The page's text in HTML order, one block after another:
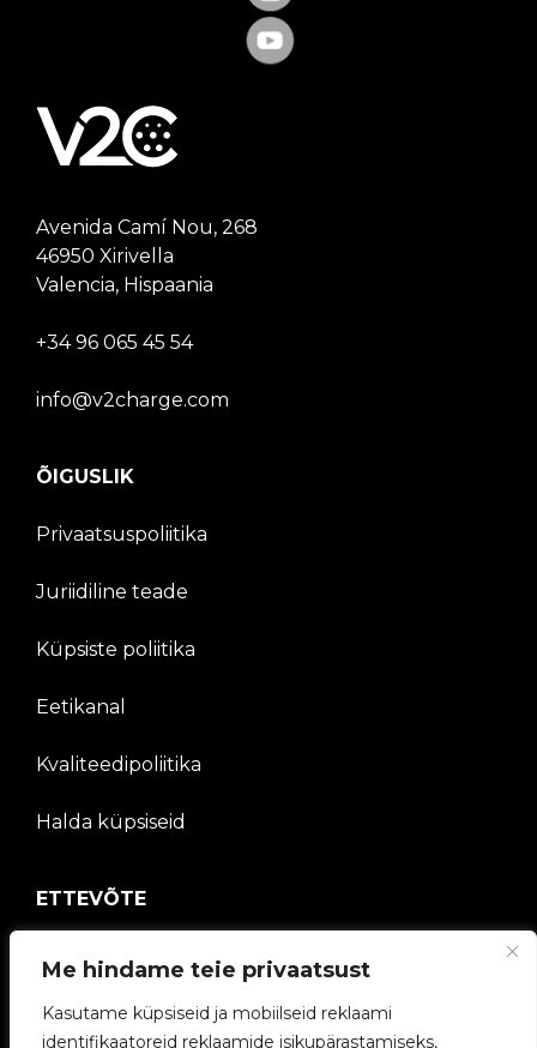
Me hindame teie privaatsust
Kasutame küpsiseid ja mobiilseid reklaami
identifikaatoreid reklaamide isikupärastamiseks,
Avenida Camí Nou, 268
46950 Xirivella
Valencia, Hispaania
+34 96 065 45 54
info@v2charge.com
ÕIGUSLIK
Privaatsuspoliitika
Juriidiline teade
Küpsiste poliitika
Eetikanal
Kvaliteedipoliitika
Halda küpsiseid
ETTEVÕTE
V2C kogukond
Töötage meiega